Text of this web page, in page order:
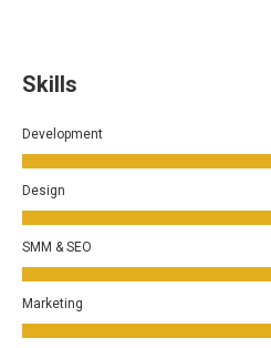
Skills
Development
Design
SMM & SEO
Marketing